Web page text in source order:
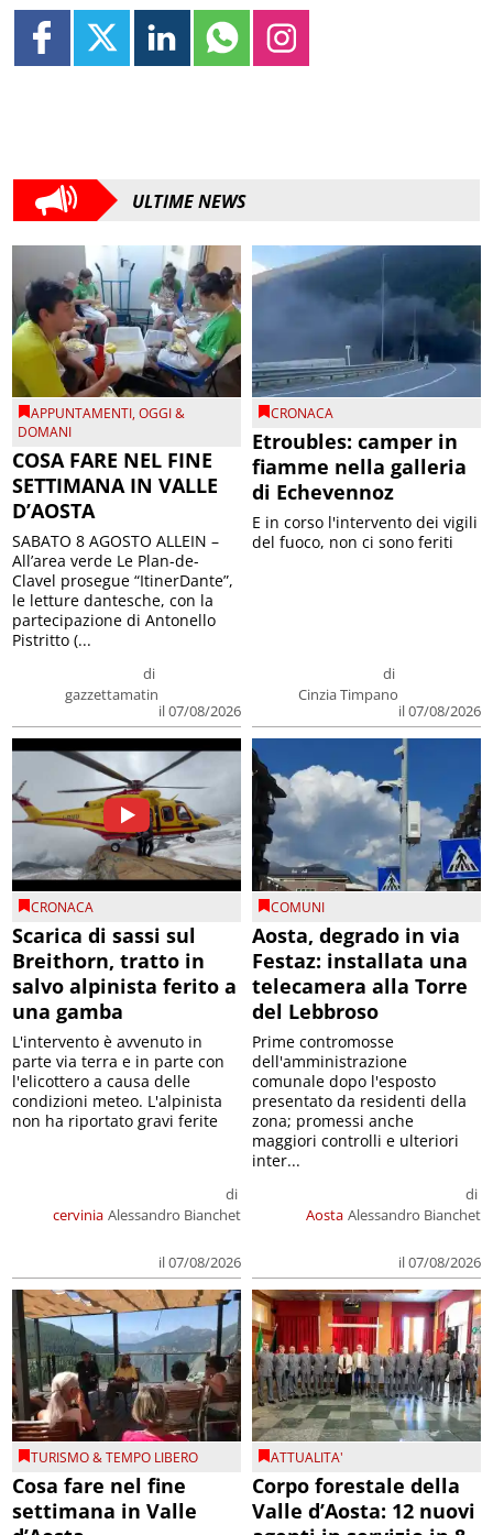
ULTIME NEWS
APPUNTAMENTI,OGGI &
DOMANI
COSA FARE NEL FINE
SETTIMANA IN VALLE
D’AOSTA
di
gazzettamatin
il 07/08/2026
SABATO 8 AGOSTO ALLEIN –
All’area verde Le Plan-de-
Clavel prosegue “ItinerDante”,
le letture dantesche, con la
partecipazione di Antonello
Pistritto (...
CRONACA
Etroubles: camper in
fiamme nella galleria
di Echevennoz
di
Cinzia Timpano
il 07/08/2026
E in corso l'intervento dei vigili
del fuoco, non ci sono feriti
CRONACA
Scarica di sassi sul
Breithorn, tratto in
salvo alpinista ferito a
una gamba
cervinia
di
Alessandro Bianchet
il 07/08/2026
L'intervento è avvenuto in
parte via terra e in parte con
l'elicottero a causa delle
condizioni meteo. L'alpinista
non ha riportato gravi ferite
COMUNI
Aosta, degrado in via
Festaz: installata una
telecamera alla Torre
del Lebbroso
Aosta
di
Alessandro Bianchet
il 07/08/2026
Prime contromosse
dell'amministrazione
comunale dopo l'esposto
presentato da residenti della
zona; promessi anche
maggiori controlli e ulteriori
inter...
TURISMO & TEMPO LIBERO
Cosa fare nel fine
settimana in Valle
ATTUALITA'
Corpo forestale della
Valle d’Aosta: 12 nuovi